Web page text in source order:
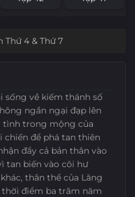
Tập 10
Tập 2 Tập 1
Tập 26 Tập 25
Tập 22
Tập 18 Tập 17
Thứ 4 & Thứ 7
sống về kiếm thánh số
ngần ngại đạp lên
tình trong mộng của
để phá tan thiên
đẩy cả bản thân vào
tan biến vào cõi hư
thân thể của Lăng
điểm ba trăm năm